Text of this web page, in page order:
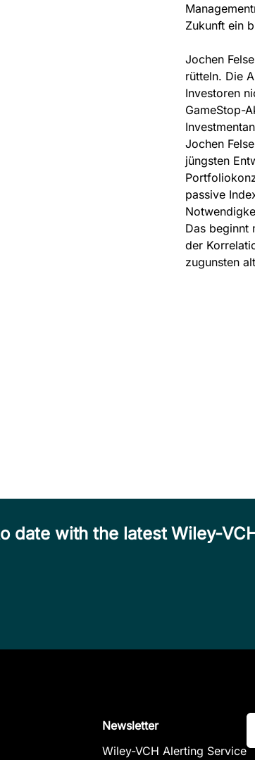
Zukunft ein
Jochen
rütteln. Die
Investoren
GameStop-
Jochen
jüngsten
passive
Das beginnt
der
zugunsten
date with the latest Wiley-
Newsletter
Wiley-VCH Alerting Service